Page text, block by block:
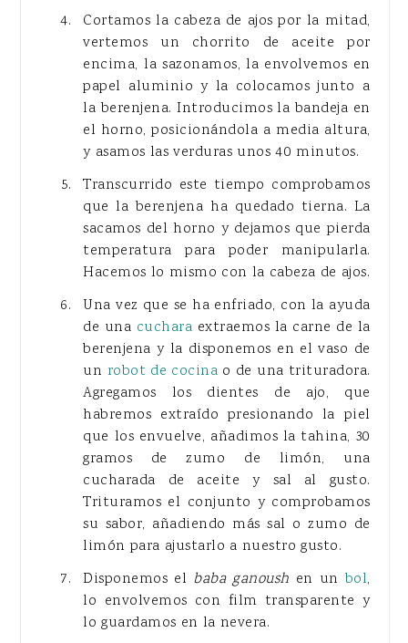
Cortamos la cabeza de ajos por la mitad,
vertemos un chorrito de aceite por
encima, la sazonamos, la envolvemos en
papel aluminio y la colocamos junto a
la berenjena. Introducimos la bandeja en
el horno, posicionándola a media altura,
y asamos las verduras unos 40 minutos.
Transcurrido este tiempo comprobamos
que la berenjena ha quedado tierna. La
sacamos del horno y dejamos que pierda
temperatura para poder manipularla.
Hacemos lo mismo con la cabeza de ajos.
Una vez que se ha enfriado, con la ayuda
de una cuchara extraemos la carne de la
berenjena y la disponemos en el vaso de
un robot de cocina o de una trituradora.
Agregamos los dientes de ajo, que
habremos extraído presionando la piel
que los envuelve, añadimos la tahina, 30
gramos de zumo de limón, una
cucharada de aceite y sal al gusto.
Trituramos el conjunto y comprobamos
su sabor, añadiendo más sal o zumo de
limón para ajustarlo a nuestro gusto.
Disponemos el baba ganoush en un bol,
lo envolvemos con film transparente y
lo guardamos en la nevera.